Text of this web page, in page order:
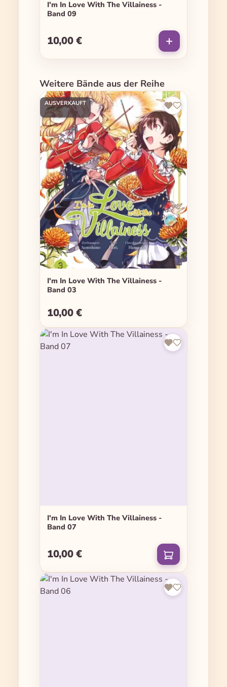
I'm In Love With The Villainess -
Band 09
Regulärer Preis:
10,00 €
Produktgalerie überspringen
Weitere Bände aus der Reihe
AUSVERKAUFT
I'm In Love With The Villainess -
Band 03
Regulärer Preis:
10,00 €
I'm In Love With The Villainess -
Band 07
Regulärer Preis:
10,00 €